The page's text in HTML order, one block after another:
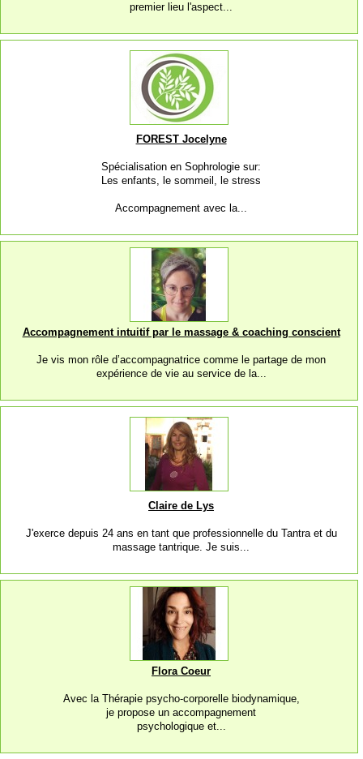
premier lieu l'aspect...
FOREST Jocelyne
Spécialisation en Sophrologie sur:
Les enfants, le sommeil, le stress
Accompagnement avec la...
Accompagnement intuitif par le massage & coaching conscient
Je vis mon rôle d’accompagnatrice comme le partage de mon
expérience de vie au service de la...
Claire de Lys
J'exerce depuis 24 ans en tant que professionnelle du Tantra et du
massage tantrique. Je suis...
Flora Coeur
Avec la Thérapie psycho-corporelle biodynamique,
je propose un accompagnement
psychologique et...